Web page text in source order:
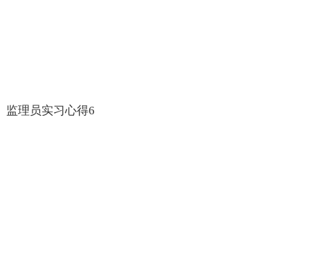
监理员实习心得6